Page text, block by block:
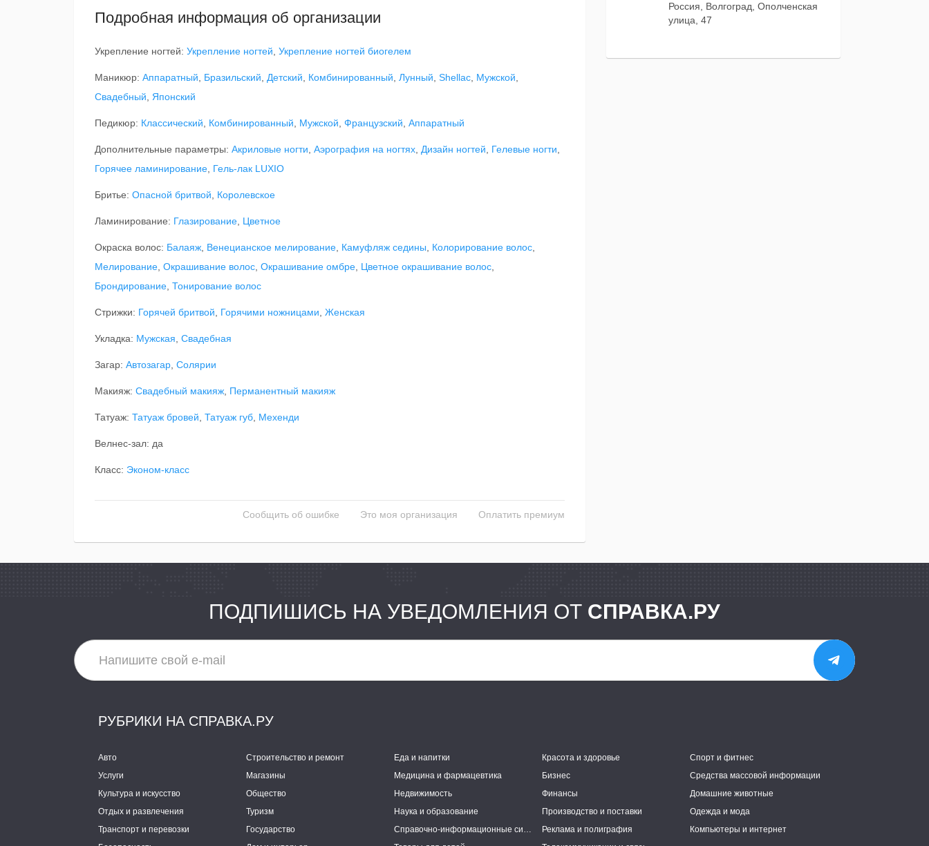
Подробная информация об организации
Укрепление ногтей: Укрепление ногтей Укрепление ногтей биогелем
Маникюр: Аппаратный Бразильский Детский Комбинированный Лунный Shellac Мужской
Свадебный
Японский
Педикюр: Классический Комбинированный Мужской Французский Аппаратный
Дополнительные параметры: Акриловые ногти Аэрография на ногтях Дизайн ногтей Гелевые ногти
Горячее ламинирование Гель-лак LUXIO
Бритье: Опасной бритвой Королевское
Ламинирование: Глазирование Цветное
Окраска волос: Балаяж Венецианское мелирование Камуфляж седины Колорирование волос
Мелирование Окрашивание волос Окрашивание омбре Цветное окрашивание волос
Брондирование Тонирование волос
Стрижки: Горячей бритвой Горячими ножницами Женская
Укладка: Мужская Свадебная
Загар: Автозагар Солярии
Макияж: Свадебный макияж Перманентный макияж
Татуаж: Татуаж бровей Татуаж губ Мехенди
Велнес-зал: да
Класс: Эконом-класс
Сообщить об ошибке Это моя организация Оплатить премиум
Россия, Волгоград, Ополченская
улица, 47
ПОДПИШИСЬ НА УВЕДОМЛЕНИЯ ОТ СПРАВКА.РУ
РУБРИКИ НА СПРАВКА.РУ
Авто Строительство и ремонт Еда и напитки Красота и здоровье
Спорт и фитнес
Услуги
Магазины Медицина и фармацевтика Бизнес
Средства массовой информации
Культура и искусство
Общество Недвижимость Финансы
Домашние животные
Отдых и развлечения
Туризм Наука и образование Производство и поставки
Одежда и мода
Транспорт и перевозки
Государство Справочно-информационные системы Реклама и полиграфия
Компьютеры и интернет